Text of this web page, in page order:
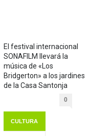
El festival internacional
SONAFILM llevará la
música de «Los
Bridgerton» a los jardines
de la Casa Santonja
0
CULTURA